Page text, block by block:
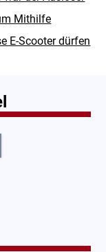
Mithilfe
E-Scooter dürfen